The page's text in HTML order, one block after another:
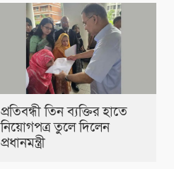
প্রতিবন্ধী তিন ব্যক্তির হাতে
নিয়োগপত্র তুলে দিলেন
প্রধানমন্ত্রী